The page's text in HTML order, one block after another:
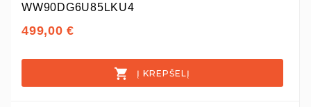
WW90DG6U85LKU4
499,00 €
Į KREPŠELĮ